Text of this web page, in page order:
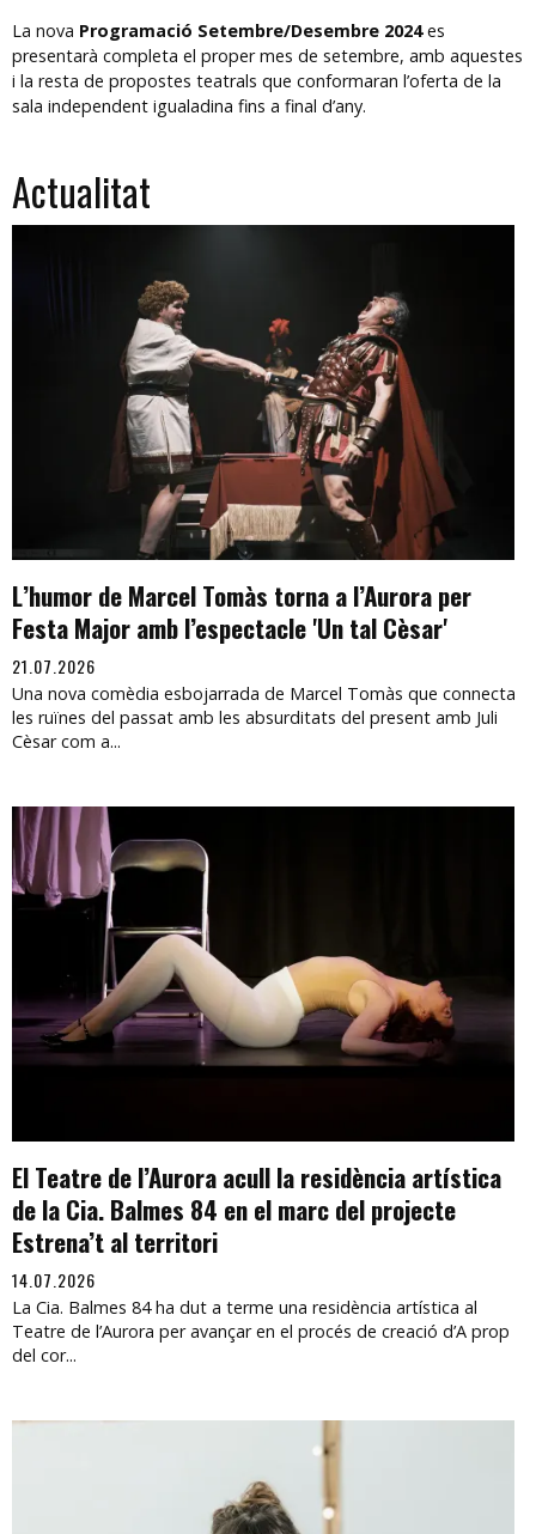
La nova Programació Setembre/Desembre 2024es
presentarà completa el proper mes de setembre, amb aquestes
i la resta de propostes teatrals que conformaran l’oferta de la
sala independent igualadina fins a final d’any.
Actualitat
L’humor de Marcel Tomàs torna a l’Aurora per
Festa Major amb l’espectacle 'Un tal Cèsar'
21.07.2026
Una nova comèdia esbojarrada de Marcel Tomàs que connecta
les ruïnes del passat amb les absurditats del present amb Juli
Cèsar com a...
El Teatre de l’Aurora acull la residència artística
de la Cia. Balmes 84 en el marc del projecte
Estrena’t al territori
14.07.2026
La Cia. Balmes 84 ha dut a terme una residència artística al
Teatre de l’Aurora per avançar en el procés de creació d’A prop
del cor...